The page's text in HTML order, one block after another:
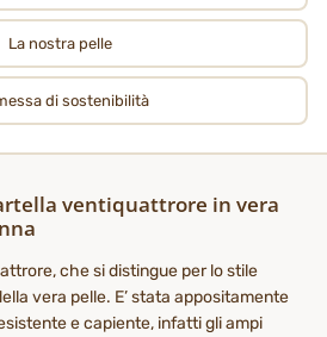
La nostra pelle
di sostenibilità
ventiquattrore in vera
che si distingue per lo stile
vera pelle. E’ stata appositamente
e capiente, infatti gli ampi